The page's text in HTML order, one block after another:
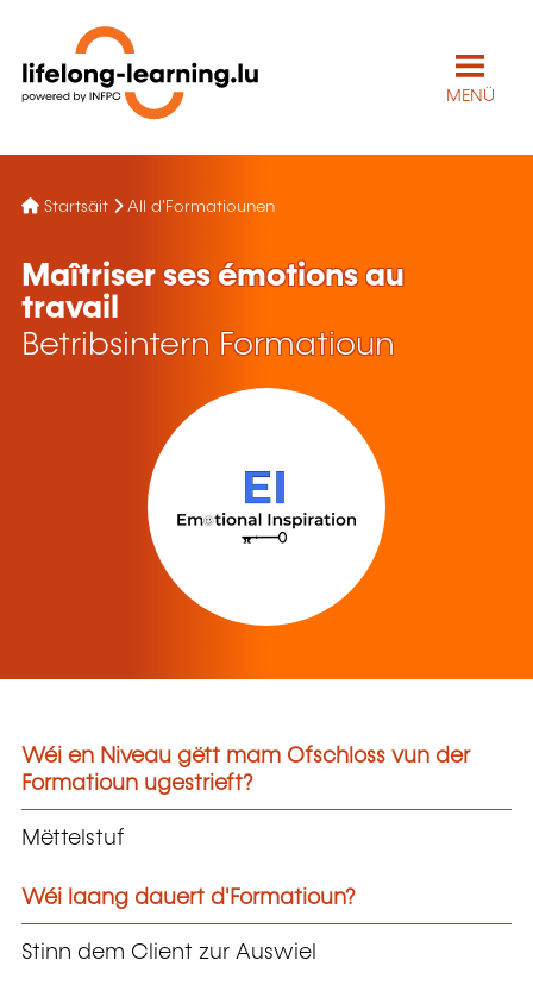
MENÜ
Startsäit All d'Formatiounen
Maîtriser ses émotions au
travail
Betribsintern Formatioun
Wéi en Niveau gëtt mam Ofschloss vun der
Formatioun ugestrieft?
Mëttelstuf
Wéi laang dauert d'Formatioun?
Stinn dem Client zur Auswiel